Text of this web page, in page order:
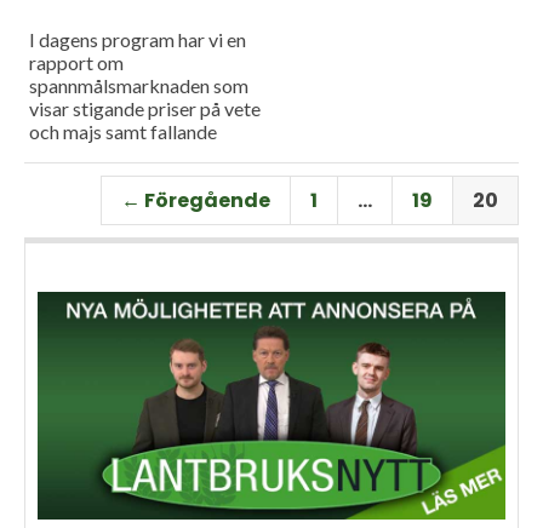
I dagens program har vi en
rapport om
spannmålsmarknaden som
visar stigande priser på vete
och majs samt fallande
premiär för vårt
måndagsprogram med en
längre intervju med Erik
Stjerndahl vd för HIR Skåne,
fältdagar.
← Föregående 1 … 19 20